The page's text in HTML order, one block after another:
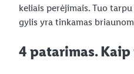
keliais perėjimais. Tuo
gylis yra tinkamas
4 patarimas.